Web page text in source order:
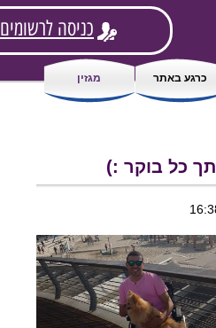
כניסה לרשומים
כרגע באתר מגזין
כל בוקר :)